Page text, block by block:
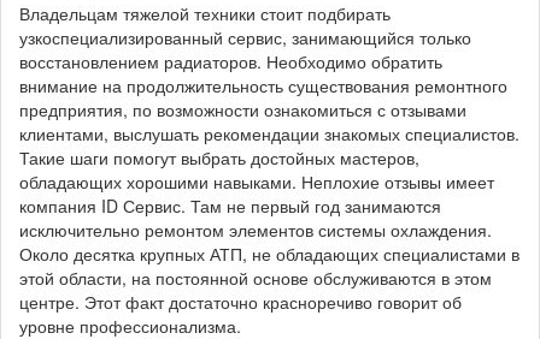
Владельцам тяжелой техники стоит подбирать
узкоспециализированный сервис, занимающийся только
восстановлением радиаторов. Необходимо обратить
внимание на продолжительность существования ремонтного
предприятия, по возможности ознакомиться с отзывами
клиентами, выслушать рекомендации знакомых специалистов.
Такие шаги помогут выбрать достойных мастеров,
обладающих хорошими навыками. Неплохие отзывы имеет
компания ID Сервис. Там не первый год занимаются
исключительно ремонтом элементов системы охлаждения.
Около десятка крупных АТП, не обладающих специалистами в
этой области, на постоянной основе обслуживаются в этом
центре. Этот факт достаточно красноречиво говорит об
уровне профессионализма.